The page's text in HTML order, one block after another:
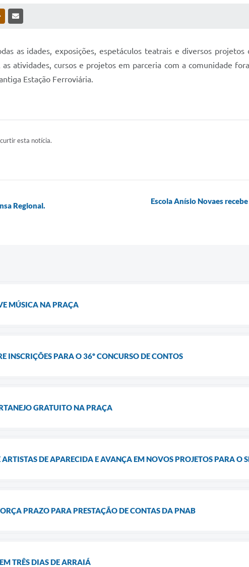
OUTRAS MÍDIAS
as idades, exposições, espetáculos teatrais e diversos
atividades, cursos e projetos em parceria com a comunidade
Estação Ferroviária.
esta notícia.
Regional.
Escola Anísio Novaes
MÚSICA NA PRAÇA
INSCRIÇÕES PARA O 36º CONCURSO DE CONTOS
GRATUITO NA PRAÇA
DE APARECIDA E AVANÇA EM NOVOS PROJETOS PARA O
PRAZO PARA PRESTAÇÃO DE CONTAS DA PNAB
TRÊS DIAS DE ARRAIÁ